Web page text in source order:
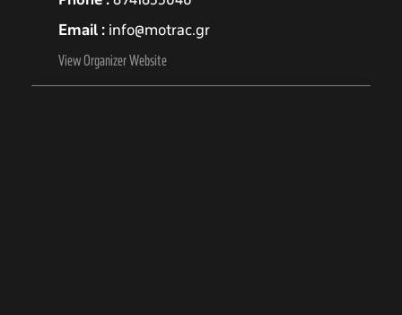
Email info@motrac.gr
View Organizer Website
στο